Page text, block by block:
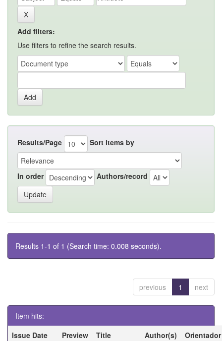
Add filters:
Use filters to refine the search results.
Results/Page Sort items by
In order Authors/record
Results 1-1 of 1 (Search time: 0.008 seconds).
previous 1 next
Item hits:
Issue Date
Preview Title Author(s) Orientador